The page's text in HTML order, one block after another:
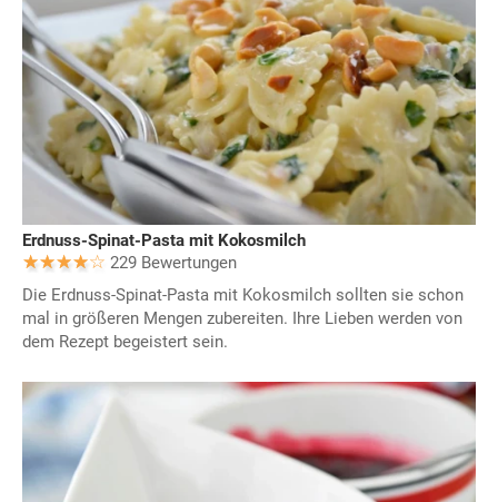
Erdnuss-Spinat-Pasta mit Kokosmilch
229 Bewertungen
Die Erdnuss-Spinat-Pasta mit Kokosmilch sollten sie schon
mal in größeren Mengen zubereiten. Ihre Lieben werden von
dem Rezept begeistert sein.